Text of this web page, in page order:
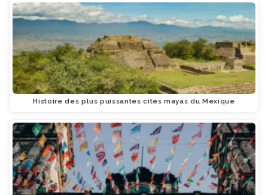
Histoire des plus puissantes cités mayas du Mexique